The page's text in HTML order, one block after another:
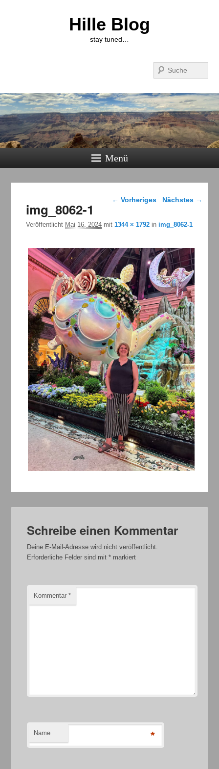
Hille Blog
stay tuned…
Menü
Bilder-Navigation
← Vorheriges Nächstes →
img_8062-1
Veröffentlicht Mai 16, 2024 mit1344 × 1792 in img_8062-1
Schreibe einen Kommentar
Deine E-Mail-Adresse wird nicht veröffentlicht.
Erforderliche Felder sind mit* markiert
Kommentar*
Name *